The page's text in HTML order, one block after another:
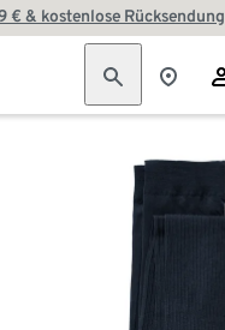
€ & kostenlose Rücksendung